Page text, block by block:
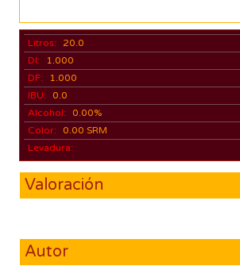
Litros:
20.0
DI:
1.000
DF:
1.000
IBU:
0.0
Alcohol:
0.00%
Color:
0.00 SRM
Levadura:
Valoración
Autor